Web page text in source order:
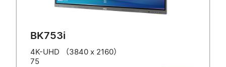
BK753i
4K-UHD （3840 x 2160）
75